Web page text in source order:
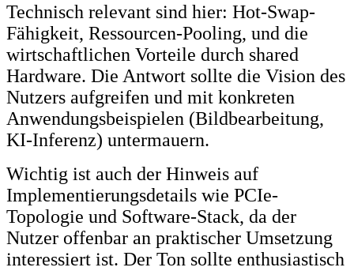
Technisch relevant sind hier: Hot-Swap-
Fähigkeit, Ressourcen-Pooling, und die
wirtschaftlichen Vorteile durch shared
Hardware. Die Antwort sollte die Vision des
Nutzers aufgreifen und mit konkreten
Anwendungsbeispielen (Bildbearbeitung,
KI-Inferenz) untermauern.
Wichtig ist auch der Hinweis auf
Implementierungsdetails wie PCIe-
Topologie und Software-Stack, da der
Nutzer offenbar an praktischer Umsetzung
interessiert ist. Der Ton sollte enthusiastisch